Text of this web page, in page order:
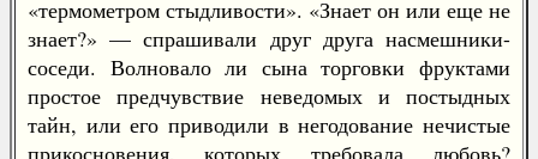
«термометром стыдливости». «Знает он или еще не
знает?» — спрашивали друг друга насмешники-
соседи. Волновало ли сына торговки фруктами
простое предчувствие неведомых и постыдных
тайн, или его приводили в негодование нечистые
прикосновения, которых требовала любовь?